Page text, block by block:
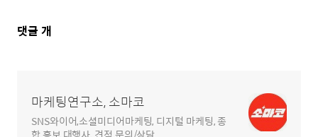
댓
댓글 개
마케팅연구소, 소마코
SNS와이어,소셜미디어마케팅, 디지털 마케팅, 종